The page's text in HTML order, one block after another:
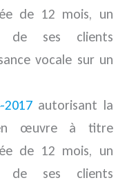
de 12 mois, un
de ses clients
vocale sur un
autorisant la
œuvre à titre
de 12 mois, un
de ses clients